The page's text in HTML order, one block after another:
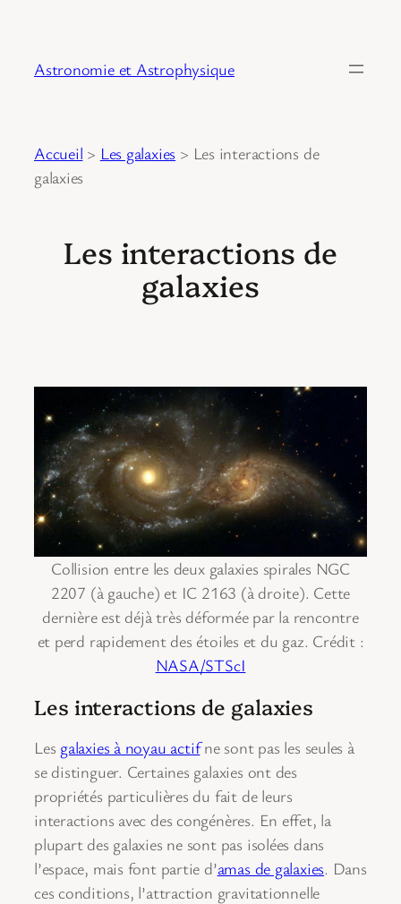
Astronomie et Astrophysique
Accueil > Les galaxies > Les interactions de
galaxies
Les interactions de
galaxies
Collision entre les deux galaxies spirales NGC
2207 (à gauche) et IC 2163 (à droite). Cette
dernière est déjà très déformée par la rencontre
et perd rapidement des étoiles et du gaz. Crédit :
NASA/STScI
Les interactions de galaxies
Les galaxies à noyau actifne sont pas les seules à
se distinguer. Certaines galaxies ont des
propriétés particulières du fait de leurs
interactions avec des congénères. En effet, la
plupart des galaxies ne sont pas isolées dans
l’espace, mais font partie d’amas de galaxies. Dans
ces conditions, l’attraction gravitationnelle